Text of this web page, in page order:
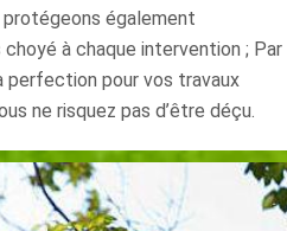
protégeons également
à chaque intervention ; Par
perfection pour vos travaux
ne risquez pas d’être déçu.